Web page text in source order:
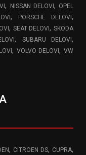
, NISSAN DELOVI , OPEL
, PORSCHE DELOVI ,
, SEAT DELOVI, SKODA
, SUBARU DELOVI,
, VOLVO DELOVI, VW
, CITROEN DS, CUPRA,